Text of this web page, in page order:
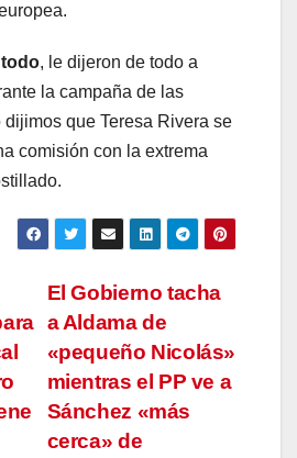
, le dijeron de todo a
la campaña de las
que Teresa Rivera se
comisión con la extrema
El Gobierno tacha
a Aldama de
«pequeño Nicolás»
mientras el PP ve a
Sánchez «más
cerca» de